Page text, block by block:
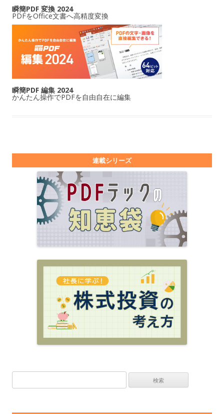
瞬簡PDF 変換 2024
PDFをOffice文書へ高精度変換
瞬簡PDF 編集 2024
かんたん操作でPDFを自由自在に編集
連載シリーズ